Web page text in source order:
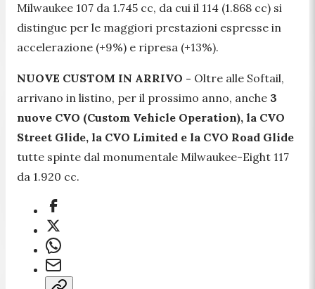
Milwaukee 107 da 1.745 cc, da cui il 114 (1.868 cc) si
distingue per le maggiori prestazioni espresse in
accelerazione (+9%) e ripresa (+13%).
NUOVE CUSTOM IN ARRIVO - Oltre alle Softail,
arrivano in listino, per il prossimo anno, anche 3
nuove CVO (Custom Vehicle Operation), la CVO
Street Glide, la CVO Limited e la CVO Road Glide
tutte spinte dal monumentale Milwaukee-Eight 117
da 1.920 cc.